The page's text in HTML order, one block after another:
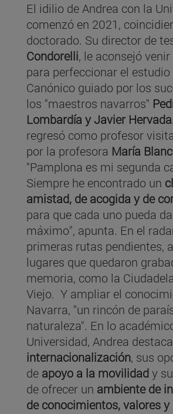
El idilio de Andrea con la
comenzó en 2021,
doctorado. Su director de
Condorelli, le aconsejó
para perfeccionar el estudio
Canónico guiado por los
los "maestros navarros"
Lombardía y Javier Hervada
regresó como profesor
por la profesora María
"Pamplona es mi segunda
Siempre he encontrado un
amistad, de acogida y de
para que cada uno pueda
máximo", apunta. En el
primeras rutas pendientes,
lugares que quedaron
memoria, como la
Viejo. Y ampliar el
Navarra, "un rincón de
naturaleza". En lo
Universidad, Andrea
internacionalización, sus
de apoyo a la movilidady
de ofrecer un ambiente de
de conocimientos, valores